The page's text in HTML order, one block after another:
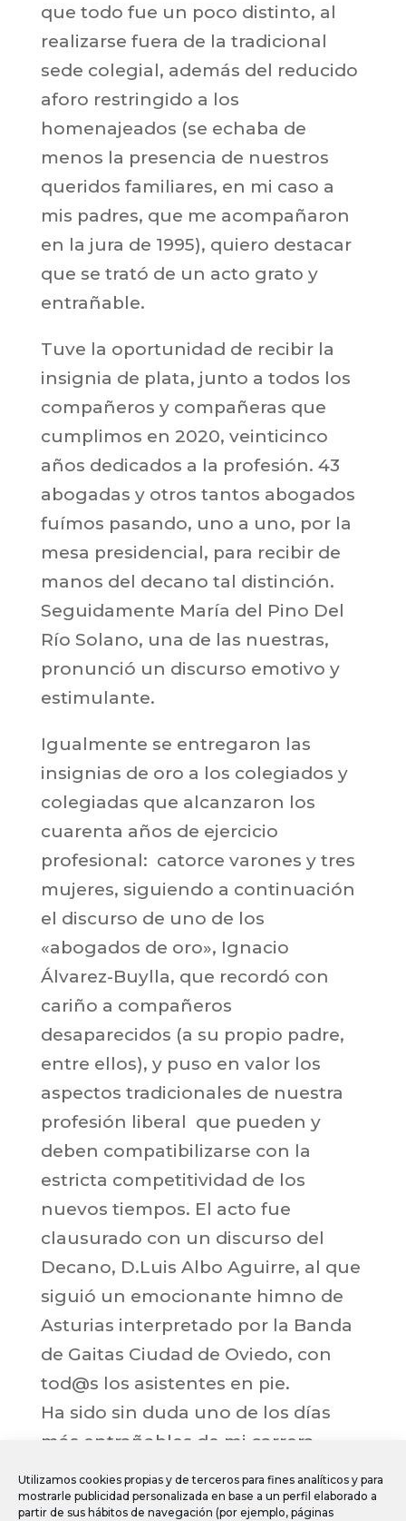
Utilizamos cookies propias y de terceros para fines analíticos y para
mostrarle publicidad personalizada en base a un perfil elaborado a
partir de sus hábitos de navegación (por ejemplo, páginas
que todo fue un poco distinto, al
realizarse fuera de la tradicional
sede colegial, además del reducido
aforo restringido a los
homenajeados (se echaba de
menos la presencia de nuestros
queridos familiares, en mi caso a
mis padres, que me acompañaron
en la jura de 1995), quiero destacar
que se trató de un acto grato y
entrañable.
Tuve la oportunidad de recibir la
insignia de plata, junto a todos los
compañeros y compañeras que
cumplimos en 2020, veinticinco
años dedicados a la profesión. 43
abogadas y otros tantos abogados
fuímos pasando, uno a uno, por la
mesa presidencial, para recibir de
manos del decano tal distinción.
Seguidamente María del Pino Del
Río Solano, una de las nuestras,
pronunció un discurso emotivo y
estimulante.
Igualmente se entregaron las
insignias de oro a los colegiados y
colegiadas que alcanzaron los
cuarenta años de ejercicio
profesional: catorce varones y tres
mujeres, siguiendo a continuación
el discurso de uno de los
«abogados de oro», Ignacio
Álvarez-Buylla, que recordó con
cariño a compañeros
desaparecidos (a su propio padre,
entre ellos), y puso en valor los
aspectos tradicionales de nuestra
profesión liberal que pueden y
deben compatibilizarse con la
estricta competitividad de los
nuevos tiempos. El acto fue
clausurado con un discurso del
Decano, D.Luis Albo Aguirre, al que
siguió un emocionante himno de
Asturias interpretado por la Banda
de Gaitas Ciudad de Oviedo, con
tod@s los asistentes en pie.
Ha sido sin duda uno de los días
más entrañables de mi carrera
profesional, compartiendo este
momento con tantos compañer@s